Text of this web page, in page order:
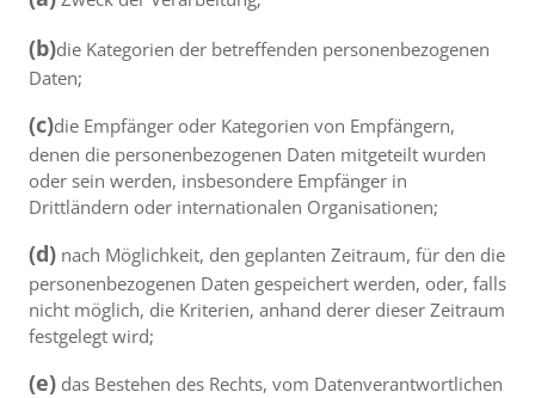
(b)die Kategorien der betreffenden personenbezogenen
Daten;
(c)die Empfänger oder Kategorien von Empfängern,
denen die personenbezogenen Daten mitgeteilt wurden
oder sein werden, insbesondere Empfänger in
Drittländern oder internationalen Organisationen;
(d) nach Möglichkeit, den geplanten Zeitraum, für den die
personenbezogenen Daten gespeichert werden, oder, falls
nicht möglich, die Kriterien, anhand derer dieser Zeitraum
festgelegt wird;
(e) das Bestehen des Rechts, vom Datenverantwortlichen